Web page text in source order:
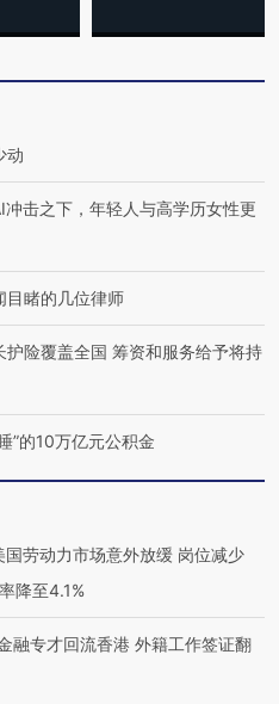
育部长拱下台
飞地休达
动
冲击之下，年轻人与高学历女性更
目睹的几位律师
护险覆盖全国 筹资和服务给予将持
”的10万亿元公积金
国劳动力市场意外放缓 岗位减少
降至4.1%
融专才回流香港 外籍工作签证翻